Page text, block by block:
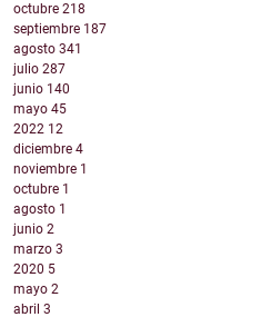
octubre 218
septiembre 187
agosto 341
julio 287
junio 140
mayo 45
2022 12
diciembre 4
noviembre 1
octubre 1
agosto 1
junio 2
marzo 3
2020 5
mayo 2
abril 3